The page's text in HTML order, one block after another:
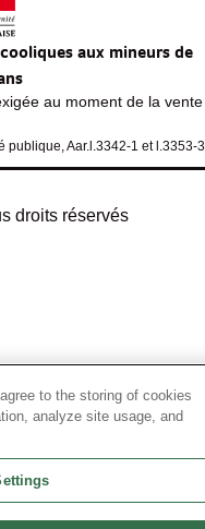
aux mineurs de
au moment de la vente
publique, Aar.l.3342-1 et l.3353-3
droits réservés
to the storing of cookies
analyze site usage, and